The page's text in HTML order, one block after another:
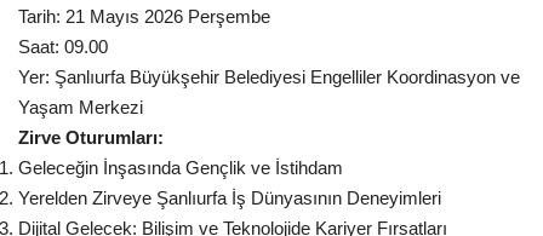
Kültür Sanat
Tarih: 21 Mayıs 2026 Perşembe
Saat: 09.00
Yer: Şanlıurfa Büyükşehir Belediyesi Engelliler Koordinasyon ve
Yaşam Merkezi
Zirve Oturumları:
Geleceğin İnşasında Gençlik ve İstihdam
Yerelden Zirveye Şanlıurfa İş Dünyasının Deneyimleri
Dijital Gelecek: Bilişim ve Teknolojide Kariyer Fırsatları